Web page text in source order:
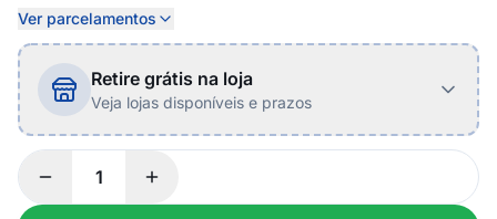
Ver parcelamentos
Retire grátis na loja
Veja lojas disponíveis e prazos